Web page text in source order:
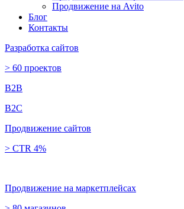
Продвижение на Avito
Блог
Контакты
Разработка сайтов
> 60 проектов
B2B
B2C
Продвижение сайтов
> CTR 4%
Продвижение на маркетплейсах